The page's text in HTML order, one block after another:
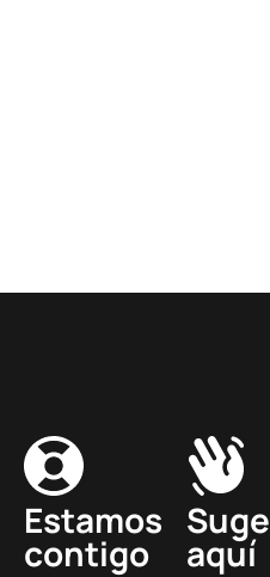
Estamos
contigo aquí